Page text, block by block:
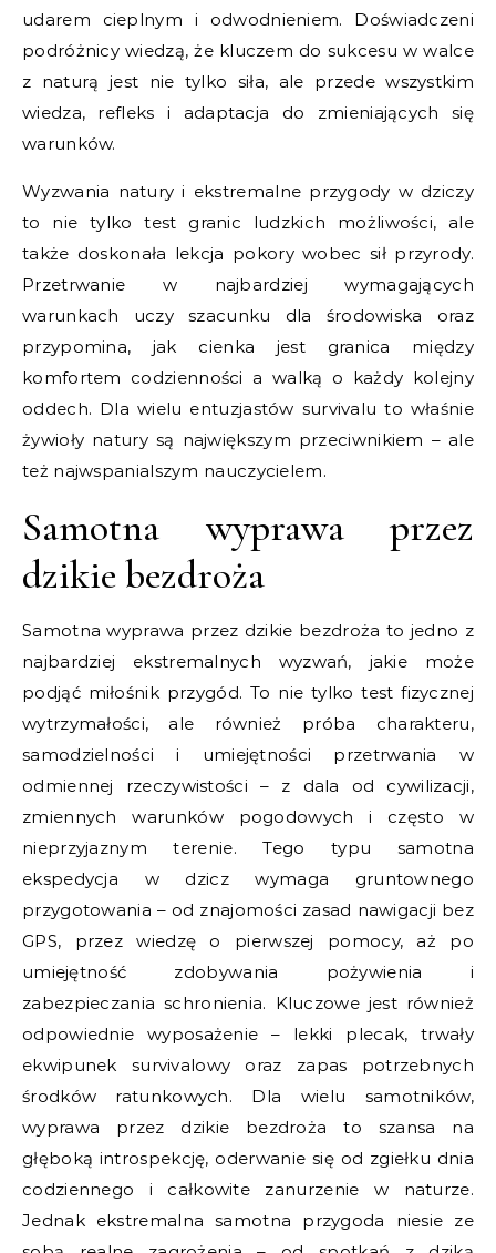
udarem cieplnym i odwodnieniem. Doświadczeni
podróżnicy wiedzą, że kluczem do sukcesu w walce
z naturą jest nie tylko siła, ale przede wszystkim
wiedza, refleks i adaptacja do zmieniających się
warunków.
Wyzwania natury i ekstremalne przygody w dziczy
to nie tylko test granic ludzkich możliwości, ale
także doskonała lekcja pokory wobec sił przyrody.
Przetrwanie w najbardziej wymagających
warunkach uczy szacunku dla środowiska oraz
przypomina, jak cienka jest granica między
komfortem codzienności a walką o każdy kolejny
oddech. Dla wielu entuzjastów survivalu to właśnie
żywioły natury są największym przeciwnikiem – ale
też najwspanialszym nauczycielem.
Samotna wyprawa przez
dzikie bezdroża
Samotna wyprawa przez dzikie bezdroża to jedno z
najbardziej ekstremalnych wyzwań, jakie może
podjąć miłośnik przygód. To nie tylko test fizycznej
wytrzymałości, ale również próba charakteru,
samodzielności i umiejętności przetrwania w
odmiennej rzeczywistości – z dala od cywilizacji,
zmiennych warunków pogodowych i często w
nieprzyjaznym terenie. Tego typu samotna
ekspedycja w dzicz wymaga gruntownego
przygotowania – od znajomości zasad nawigacji bez
GPS, przez wiedzę o pierwszej pomocy, aż po
umiejętność zdobywania pożywienia i
zabezpieczania schronienia. Kluczowe jest również
odpowiednie wyposażenie – lekki plecak, trwały
ekwipunek survivalowy oraz zapas potrzebnych
środków ratunkowych. Dla wielu samotników,
wyprawa przez dzikie bezdroża to szansa na
głęboką introspekcję, oderwanie się od zgiełku dnia
codziennego i całkowite zanurzenie w naturze.
Jednak ekstremalna samotna przygoda niesie ze